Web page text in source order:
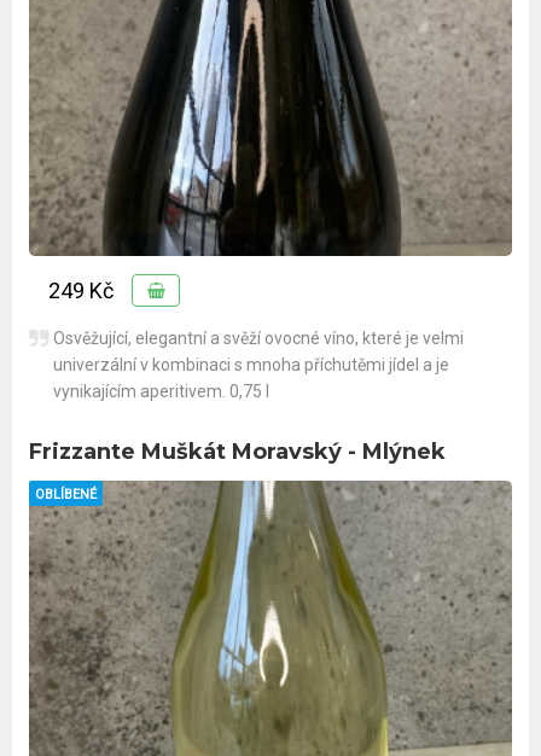
249 Kč
Osvěžující, elegantní a svěží ovocné víno, které je velmi
univerzální v kombinaci s mnoha příchutěmi jídel a je
vynikajícím aperitivem. 0,75 l
Frizzante Muškát Moravský - Mlýnek
OBLÍBENÉ